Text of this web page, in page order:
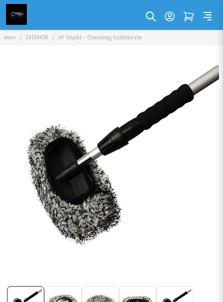
Hem EXTERIÖR AF Skydd - Överdrag tvättborste